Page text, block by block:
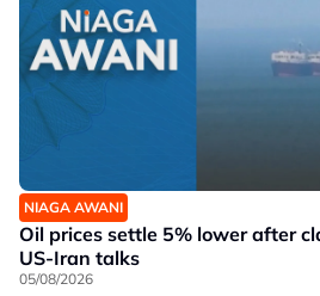
NIAGA AWANI
Oil prices settle 5% lower after
US-Iran talks
05/08/2026